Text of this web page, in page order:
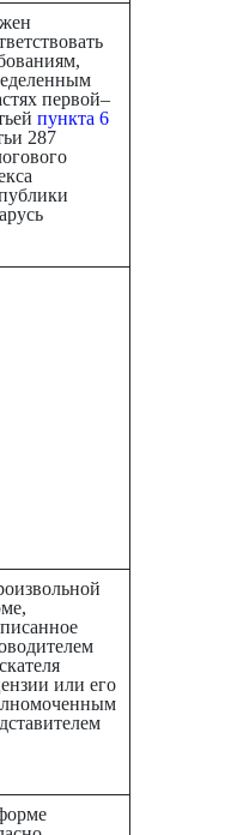
первой–
пункта 6
287
или его